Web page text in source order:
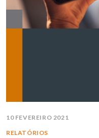
10 FEVEREIRO 2021
RELATÓRIOS